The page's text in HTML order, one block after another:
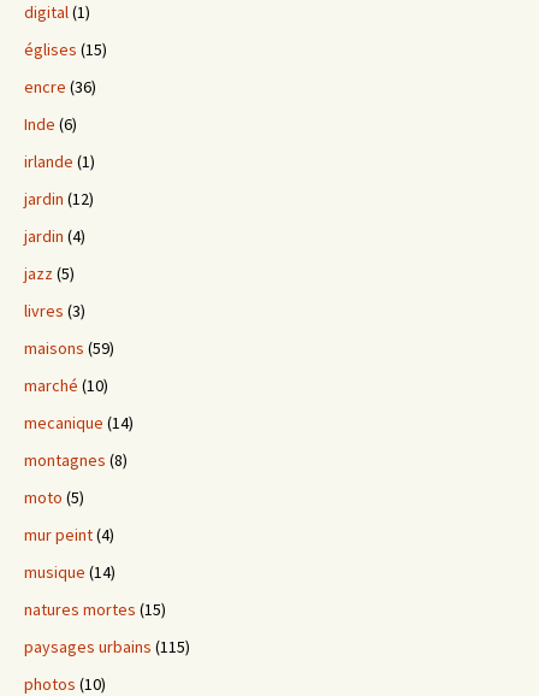
digital(1)
églises (15)
encre (36)
Inde (6)
irlande (1)
jardin (12)
jardin (4)
jazz(5)
livres (3)
maisons (59)
marché (10)
mecanique (14)
montagnes (8)
moto (5)
mur peint(4)
musique (14)
natures mortes (15)
paysages urbains (115)
photos (10)